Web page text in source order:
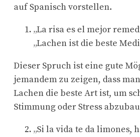
auf Spanisch vorstellen.
„La risa es el mejor
„Lachen ist die beste
Dieser Spruch ist eine gute
jemandem zu zeigen, dass
Lachen die beste Art ist, um
Stimmung oder Stress
„Si la vida te da limones,